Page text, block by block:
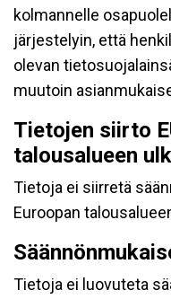
kolmannelle
järjestelyin, että
olevan
muutoin
Tietojen siirto
talousalueen
Tietoja ei siirretä
Euroopan
Tietoja ei luovuteta